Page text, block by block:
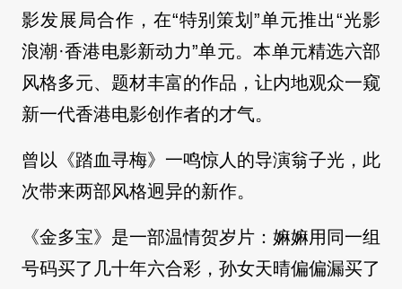
影发展局合作，在“特别策划”单元推出“光影
浪潮·香港电影新动力”单元。本单元精选六部
风格多元、题材丰富的作品，让内地观众一窥
新一代香港电影创作者的才气。
曾以《踏血寻梅》一鸣惊人的导演翁子光，此
次带来两部风格迥异的新作。
《金多宝》是一部温情贺岁片：嫲嫲用同一组
号码买了几十年六合彩，孙女天晴偏偏漏买了